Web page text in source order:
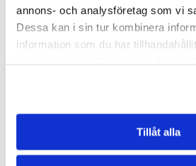
annons- och analysföretag som vi
Dessa kan i sin tur kombinera
information som du har
Tillåt alla